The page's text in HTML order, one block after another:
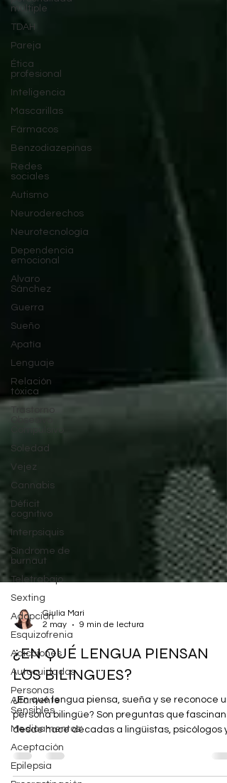
múltiple
TDAH
Pareja
Ética
profesional
Inteligencia
Mascarillas
Fármacos
Benzodiazepinas
Redes
sociales
Autismo
Neuroderechos
Neurotecnología
Dependencia
emocional
Alvaro
Sánchez
Guerra
Sueño
Apatía
Lenguaje
Relación
tóxica
Soledad
Vejez
Cannabis
Déficit
cognitivo
Interpsiquis
Síndrome de
burnaut
Teletrabajo
Sexting
Adopción
Esquizofrenia
Adicciones
Autocuidados
Personas
Altamente
Sensibles
Medicamentos
Aceptación
Epilepsia
Giulia Mari
¿EN QUÉ LENGUA PIENSAN
LOS BILINGÜES?
¿En qué lengua piensa, sueña y se reconoce
persona bilingüe? Son preguntas que fascinan
desde hace décadas a lingüistas, psicólogos y
neurocientíficos, y que tocan algo
profundamente humano: la relación entre la